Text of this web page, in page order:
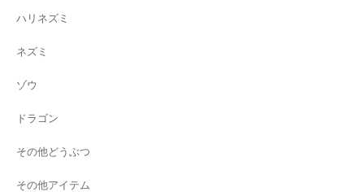
ハリネズミ
ネズミ
ゾウ
ドラゴン
その他どうぶつ
その他アイテム